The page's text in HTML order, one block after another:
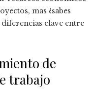
mas ¿sabes
diferencias clave entre
de
trabajo